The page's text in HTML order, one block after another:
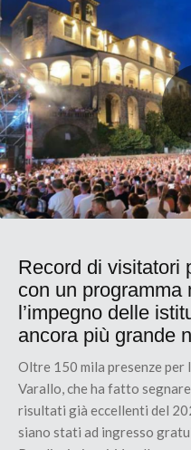
Record di visitatori
con un programma
l’impegno delle
ancora più grande
Oltre 150 mila presenze per
Varallo, che ha fatto
risultati già eccellenti del
siano stati ad ingresso